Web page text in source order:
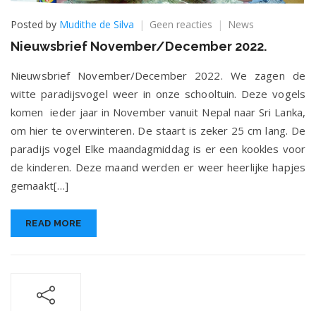
Posted by Mudithe de Silva Geen reacties op
Nieuwsbrief
November/December
News
Nieuwsbrief November/December 2022.
Nieuwsbrief November/December 2022. We zagen de
witte paradijsvogel weer in onze schooltuin. Deze vogels
komen ieder jaar in November vanuit Nepal naar Sri Lanka,
om hier te overwinteren. De staart is zeker 25 cm lang. De
paradijs vogel Elke maandagmiddag is er een kookles voor
de kinderen. Deze maand werden er weer heerlijke hapjes
gemaakt[…]
READ MORE